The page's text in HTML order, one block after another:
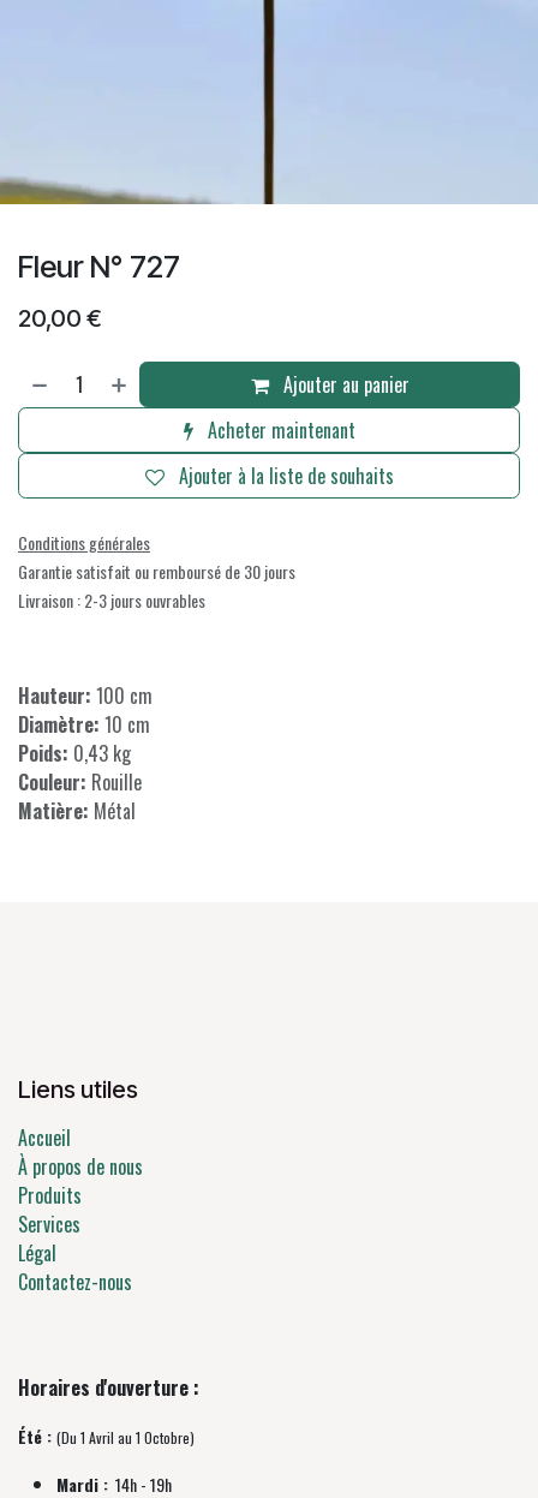
Fleur N° 727
20,00 €
Ajouter au panier
Acheter maintenant
Ajouter à la liste de souhaits
Conditions générales
Garantie satisfait ou remboursé de 30 jours
Livraison : 2-3 jours ouvrables
Hauteur: 100 cm
Diamètre: 10 cm
Poids: 0,43 kg
Couleur: Rouille
Matière: Métal
Liens utiles
Accueil
À propos de nous
Produits
Services
Légal
Contactez-nous
Horaires d'ouverture :
Été : (Du 1 Avril au 1 Octobre)
Mardi : 14h - 19h